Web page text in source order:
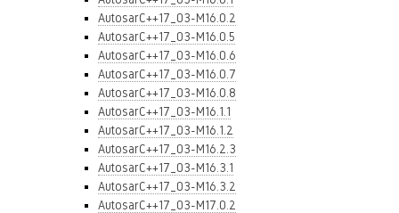
AutosarC++17_03-M16.0.2
AutosarC++17_03-M16.0.5
AutosarC++17_03-M16.0.6
AutosarC++17_03-M16.0.7
AutosarC++17_03-M16.0.8
AutosarC++17_03-M16.1.1
AutosarC++17_03-M16.1.2
AutosarC++17_03-M16.2.3
AutosarC++17_03-M16.3.1
AutosarC++17_03-M16.3.2
AutosarC++17_03-M17.0.2